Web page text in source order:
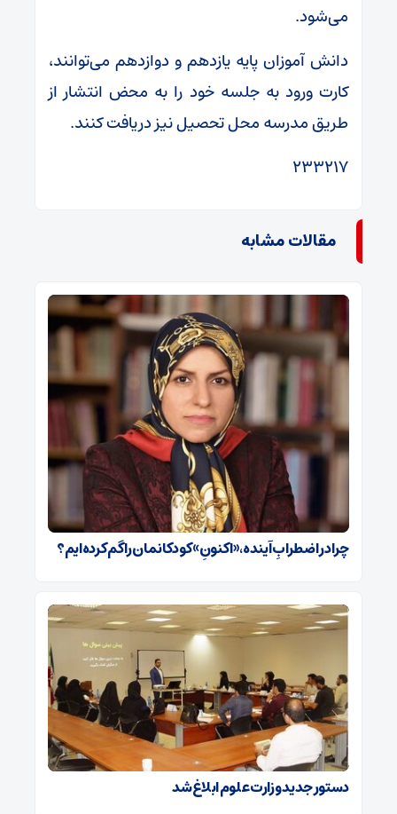
می‌شود.
دانش آموزان پایه یازدهم و دوازدهم می‌توانند،
کارت ورود به جلسه خود را به محض انتشار از
طریق مدرسه محل تحصیل نیز دریافت کنند.
۲۳۳۲۱۷
مقالات مشابه
چرا در اضطرابِ آینده، «اکنونِ» کودکانمان را گم کرده‌ایم؟
دستور جدید وزارت علوم ابلاغ شد